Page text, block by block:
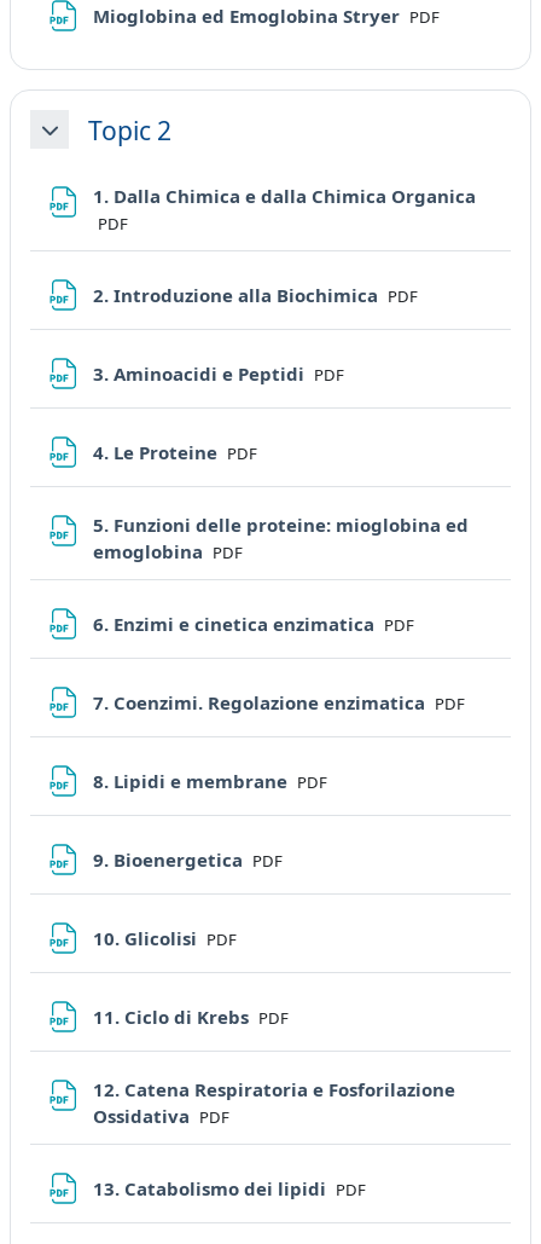
Mioglobina ed Emoglobina Stryer File
PDF
MinimizzaTopic 2
1. Dalla Chimica e dalla Chimica Organica
PDF
2. Introduzione alla Biochimica File
PDF
3. Aminoacidi e Peptidi File
PDF
4. Le Proteine File
PDF
5. Funzioni delle proteine: mioglobina ed
emoglobina File
PDF
6. Enzimi e cinetica enzimatica File
PDF
7. Coenzimi. Regolazione enzimatica File
PDF
8. Lipidi e membrane File
PDF
9. Bioenergetica File
PDF
10. Glicolisi File
PDF
11. Ciclo di Krebs File
PDF
12. Catena Respiratoria e Fosforilazione
Ossidativa File
PDF
13. Catabolismo dei lipidi File
PDF